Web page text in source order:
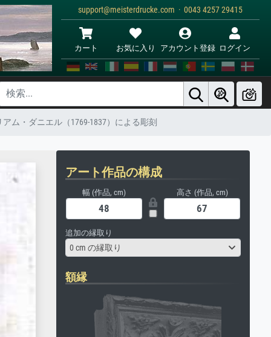
support@meisterdrucke.com · 0043 4257 29415
カート お気に入り アカウント登録 ログイン
ム・ダニエル（1769-1837）による彫刻
アート作品の構成
幅 (作品, cm) 高さ (作品, cm)
追加の縁取り
0 cm の縁取り
額縁